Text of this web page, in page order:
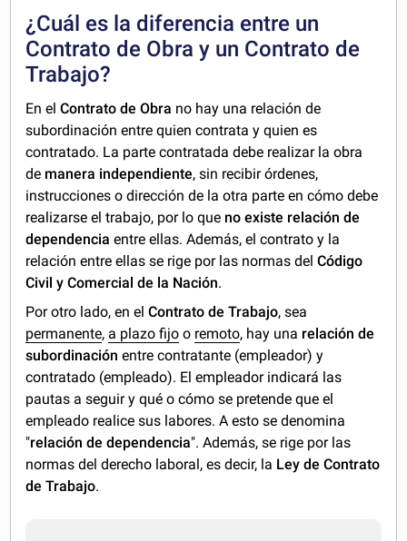
¿Cuál es la diferencia entre un
Contrato de Obra y un Contrato de
Trabajo?
En elContrato de Obra no hay una relación de
subordinación entre quien contrata y quien es
contratado. La parte contratada debe realizar la obra
de manera independiente, sin recibir órdenes,
instrucciones o dirección de la otra parte en cómo debe
realizarse el trabajo, por lo que no existe relación de
dependenciaentre ellas. Además, el contrato y la
relación entre ellas se rige por las normas delCódigo
Civil y Comercial de la Nación.
Por otro lado, en elContrato de Trabajo, sea
permanente, a plazo fijo o remoto, hay una relación de
subordinación entre contratante (empleador) y
contratado (empleado). El empleador indicará las
pautas a seguir y qué o cómo se pretende que el
empleado realice sus labores. A esto se denomina
"relación de dependencia". Además, se rige por las
normas del derecho laboral, es decir, la Ley de Contrato
de Trabajo.